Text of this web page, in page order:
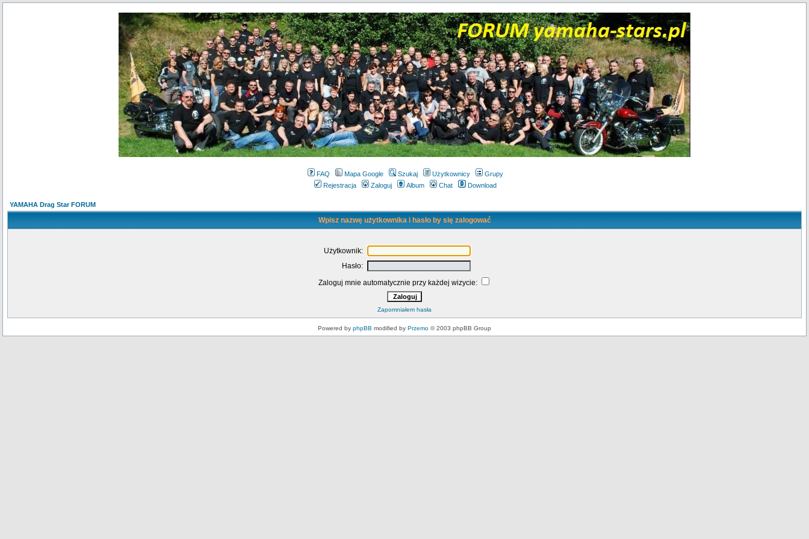
FAQ Mapa Google Szukaj Użytkownicy
Grupy
Rejestracja
Zaloguj Album Chat Download
YAMAHA Drag Star FORUM
Wpisz nazwę użytkownika i hasło by się zalogować
Użytkownik:
Hasło:
Zaloguj mnie automatycznie przy każdej wizycie:
Zapomniałem hasła
Powered by phpBB modified by Przemo © 2003 phpBB Group